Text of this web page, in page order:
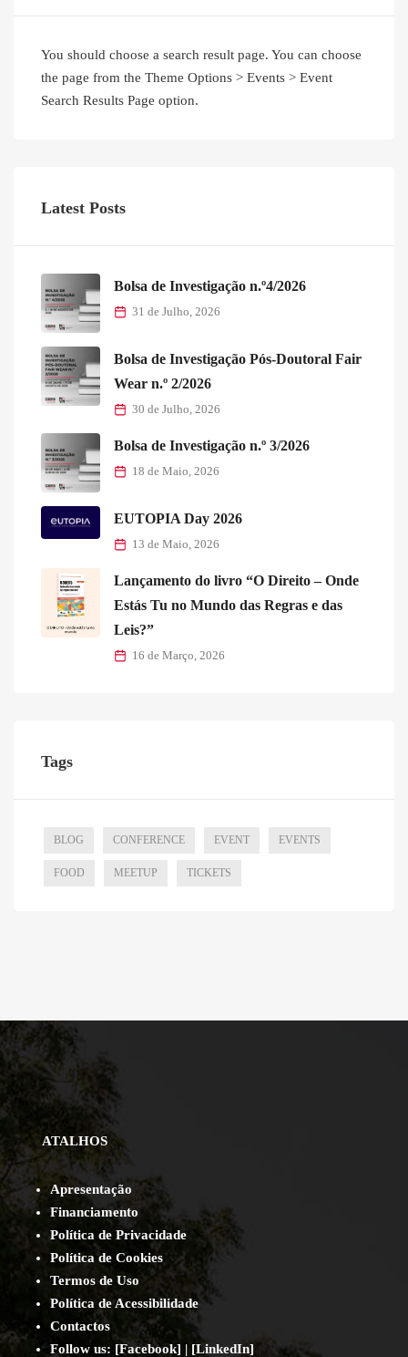
You should choose a search result page. You can choose
the page from the Theme Options > Events > Event
Search Results Page option.
Latest Posts
Bolsa de Investigação n.º4/2026
31 de Julho, 2026
Bolsa de Investigação Pós-Doutoral Fair
Wear n.º 2/2026
30 de Julho, 2026
Bolsa de Investigação n.º 3/2026
18 de Maio, 2026
EUTOPIA Day 2026
13 de Maio, 2026
Lançamento do livro “O Direito – Onde
Estás Tu no Mundo das Regras e das
Leis?”
16 de Março, 2026
Tags
BLOG CONFERENCE EVENT EVENTS
FOOD MEETUP TICKETS
ATALHOS
Apresentação
Financiamento
Política de Privacidade
Política de Cookies
Termos de Uso
Política de Acessibilidade
Contactos
Follow us: [Facebook] | [LinkedIn]